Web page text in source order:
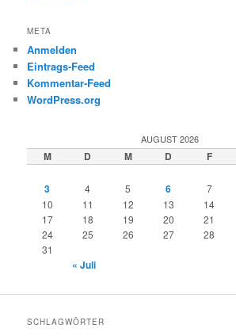
META
Anmelden
Eintrags-Feed
Kommentar-Feed
WordPress.org
AUGUST 2026
M D M D F
3 4 5 6 7
10
11 12 13 14
17
18 19 20 21
24
25 26 27 28
31
« Juli
SCHLAGWÖRTER